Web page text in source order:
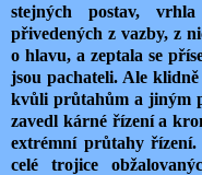
stejných postav,
přivedených z vazby, z
o hlavu, a zeptala se
jsou pachateli. Ale
kvůli průtahům a jiným
zavedl kárné řízení a
extrémní průtahy
celé trojice